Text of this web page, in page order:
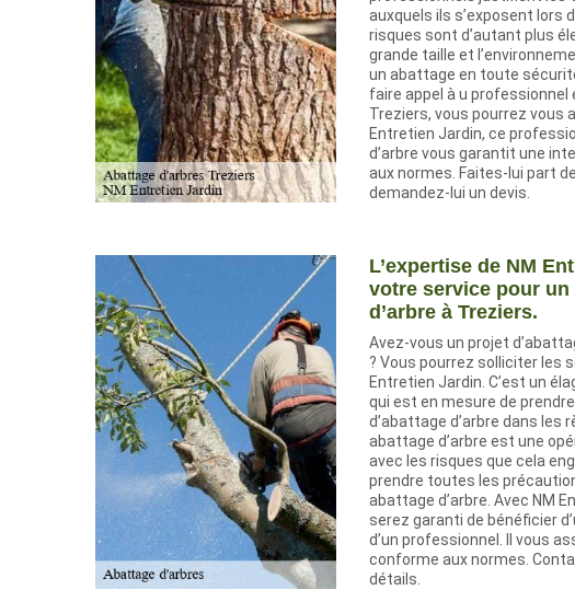
auxquels ils s’exposent lors
risques sont d’autant plus
grande taille et
un abattage en toute
faire appel à u professionnel
Treziers, vous pourrez vous
Entretien Jardin, ce
d’arbre vous garantit une
aux normes. Faites-lui part
demandez-lui un devis.
L’expertise de NM
votre service pour un
d’arbre à Treziers.
Avez-vous un projet
? Vous pourrez solliciter les
Entretien Jardin. C’est un
qui est en mesure de
d’abattage d’arbre dans les
abattage d’arbre est une
avec les risques que cela
prendre toutes les
abattage d’arbre. Avec NM
serez garanti de bénéficier
d’un professionnel. Il vous
conforme aux normes.
détails.